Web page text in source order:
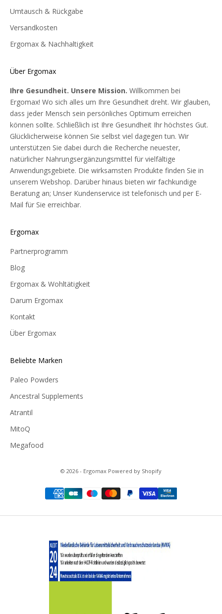
Umtausch & Rückgabe
Versandkosten
Ergomax & Nachhaltigkeit
Über Ergomax
Ihre Gesundheit. Unsere Mission. Willkommen bei
Ergomax! Wo sich alles um Ihre Gesundheit dreht. Wir glauben,
dass jeder Mensch sein persönliches Optimum erreichen
können sollte. Schließlich ist Ihre Gesundheit Ihr höchstes Gut.
Glücklicherweise können Sie selbst viel dagegen tun. Wir
unterstützen Sie dabei durch die Recherche neuester,
natürlicher Nahrungsergänzungsmittel für vielfältige
Anwendungsgebiete. Die wirksamsten Produkte finden Sie in
unserem Webshop. Darüber hinaus bieten wir fachkundige
Beratung an; Unser Kundenservice ist telefonisch und per E-
Mail für Sie erreichbar.
Ergomax
Partnerprogramm
Blog
Ergomax & Wohltätigkeit
Darum Ergomax
Kontakt
Über Ergomax
Beliebte Marken
Paleo Powders
Ancestral Supplements
Atrantil
MitoQ
Megafood
© 2026 - Ergomax Powered by Shopify